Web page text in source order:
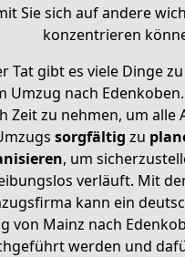
Sie sich auf andere
konzentrieren
Tat gibt es viele Dinge
Umzug nach
Zeit zu nehmen, um alle
sorgfältig zu
, um
verläuft. Mit
kann ein
von Mainz nach
werden und